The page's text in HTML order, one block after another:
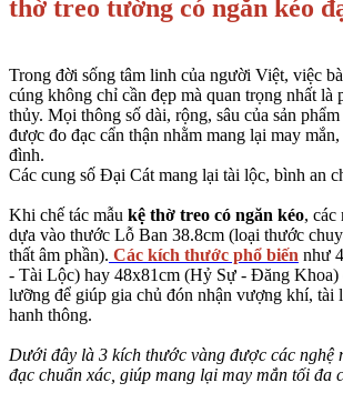
thờ treo tường có ngăn kéo
Trong đời sống tâm linh của người Việt, việc
cúng không chỉ cần đẹp mà quan trọng nhất là
thủy. Mọi thông số dài, rộng, sâu của sản
được đo đạc cẩn thận nhằm mang lại may
đình.
Các cung số Đại Cát mang lại tài lộc, bình an
Khi chế tác mẫu kệ thờ treo có ngăn kéo, các
dựa vào thước Lỗ Ban 38.8cm (loại thước
thất âm phần). Các kích thước phổ biến như
- Tài Lộc) hay 48x81cm (Hỷ Sự - Đăng Khoa)
lưỡng để giúp gia chủ đón nhận vượng khí, tài
hanh thông.
Dưới đây là 3 kích thước vàng được các nghệ
đạc chuẩn xác, giúp mang lại may mắn tối đa